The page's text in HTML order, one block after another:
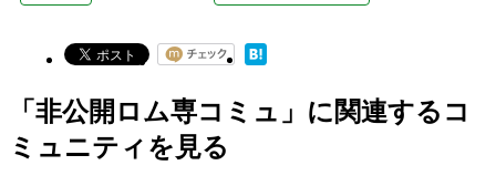
「非公開ロム専コミュ」に関連するコ
ミュニティを見る